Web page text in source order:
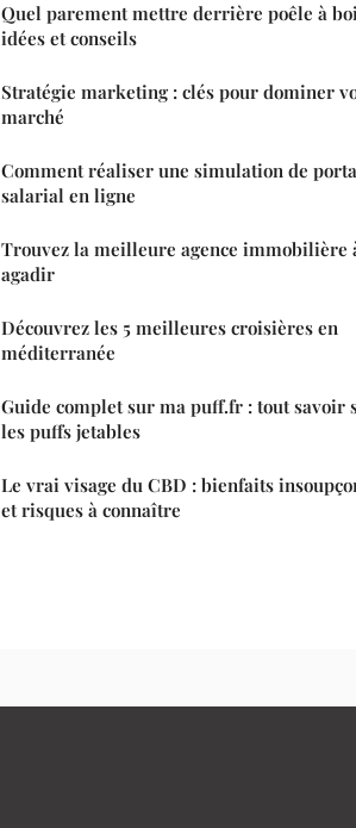
Quel parement mettre derrière poêle à
idées et conseils
Stratégie marketing : clés pour dominer
marché
Comment réaliser une simulation de
salarial en ligne
Trouvez la meilleure agence immobilière
agadir
Découvrez les 5 meilleures croisières en
méditerranée
Guide complet sur ma puff.fr : tout savoir
les puffs jetables
Le vrai visage du CBD : bienfaits
et risques à connaître